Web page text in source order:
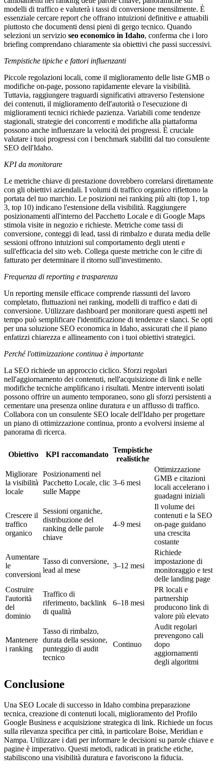
modelli di traffico e valuterà i tassi di conversione mensilmente. È
essenziale cercare report che offrano intuizioni definitive e attuabili
piuttosto che documenti densi pieni di gergo tecnico. Quando
selezioni un servizio seo economico in Idaho, conferma che i loro
briefing comprendano chiaramente sia obiettivi che passi successivi.
Tempistiche tipiche e fattori influenzanti
Piccole regolazioni locali, come il miglioramento delle liste GMB o
modifiche on-page, possono rapidamente elevare la visibilità.
Tuttavia, raggiungere traguardi significativi attraverso l'estensione
dei contenuti, il miglioramento dell'autorità o l'esecuzione di
miglioramenti tecnici richiede pazienza. Variabili come tendenze
stagionali, strategie dei concorrenti e modifiche alla piattaforma
possono anche influenzare la velocità dei progressi. È cruciale
valutare i tuoi progressi con i benchmark stabiliti dal tuo consulente
SEO dell'Idaho.
KPI da monitorare
Le metriche chiave di prestazione dovrebbero correlarsi direttamente
con gli obiettivi aziendali. I volumi di traffico organico riflettono la
portata del tuo marchio. Le posizioni nei ranking più alti (top 1, top
3, top 10) indicano l'estensione della visibilità. Raggiungere
posizionamenti all'interno del Pacchetto Locale e di Google Maps
stimola visite in negozio e richieste. Metriche come tassi di
conversione, conteggi di lead, tassi di rimbalzo e durata media delle
sessioni offrono intuizioni sul comportamento degli utenti e
sull'efficacia del sito web. Collega queste metriche con le cifre di
fatturato per determinare il ritorno sull'investimento.
Frequenza di reporting e trasparenza
Un reporting mensile efficace comprende riassunti del lavoro
completato, fluttuazioni nei ranking, modelli di traffico e dati di
conversione. Utilizzare dashboard per monitorare questi aspetti nel
tempo può semplificare l'identificazione di tendenze e slanci. Se opti
per una soluzione SEO economica in Idaho, assicurati che il piano
enfatizzi chiarezza e allineamento con i tuoi obiettivi strategici.
Perché l'ottimizzazione continua è importante
La SEO richiede un approccio ciclico. Sforzi regolari
nell'aggiornamento dei contenuti, nell'acquisizione di link e nelle
modifiche tecniche amplificano i risultati. Mentre interventi isolati
possono offrire un aumento temporaneo, sono gli sforzi persistenti a
cementare una presenza online duratura e un afflusso di traffico.
Collabora con un consulente SEO locale dell'Idaho per progettare
un piano di ottimizzazione continua, pronto a evolversi insieme al
panorama di ricerca.
Obiettivo KPI raccomandato
Tempistiche
realistiche
Migliorare
la visibilità
locale
Posizionamenti nel
Pacchetto Locale, clic
sulle Mappe
3–6 mesi
Ottimizzazione
GMB e citazioni
locali accelerano i
guadagni iniziali
Crescere il
traffico
organico
Sessioni organiche,
distribuzione del
ranking delle parole
chiave
4–9 mesi
Il volume dei
contenuti e la SEO
on-page guidano
una crescita
costante
Aumentare
le
conversioni
Tasso di conversione,
lead al mese
3–12 mesi
Richiede
impostazione di
monitoraggio e test
delle landing page
Costruire
l'autorità
del
dominio
Traffico di
riferimento, backlink
di qualità
6–18 mesi
PR locali e
partnership
producono link di
valore più elevato
Mantenere
i ranking
Tasso di rimbalzo,
durata della sessione,
punteggio di audit
tecnico
Continuo
Audit regolari
prevengono cali
dopo
aggiornamenti
degli algoritmi
Conclusione
Una SEO Locale di successo in Idaho combina preparazione
tecnica, creazione di contenuti locali, miglioramento del Profilo
Google Business e acquisizione strategica di link. Richiede un focus
sulla rilevanza specifica per città, in particolare Boise, Meridian e
Nampa. Utilizzare i dati per informare le decisioni su parole chiave e
pagine è imperativo. Questi metodi, radicati in pratiche etiche,
stabiliscono una visibilità duratura e favoriscono la fiducia.